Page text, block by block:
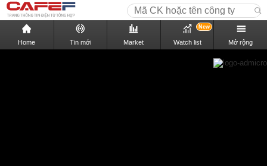
Home Tin mới Market Watch list
New
Mở rộng